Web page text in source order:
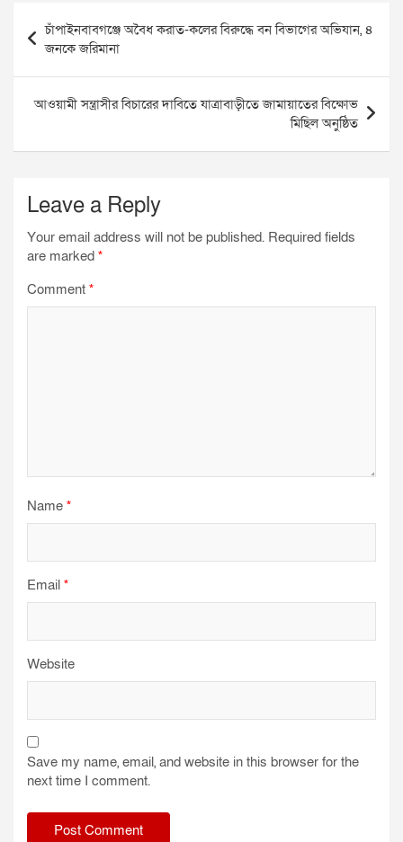
e
b
o
t
e
t
A
e
r
i
r
Post
navigation
চাঁপাইনবাবগঞ্জে অবৈধ করাত-কলের বিরুদ্ধে বন বিভাগের অভিযান, ৪
জনকে জরিমানা
আওয়ামী সন্ত্রাসীর বিচারের দাবিতে যাত্রাবাড়ীতে জামায়াতের বিক্ষোভ
মিছিল অনুষ্ঠিত
Leave a Reply
Your email address will not be published. Required fields
are marked *
Comment *
Name *
Email *
Website
Save my name, email, and website in this browser for the
next time I comment.